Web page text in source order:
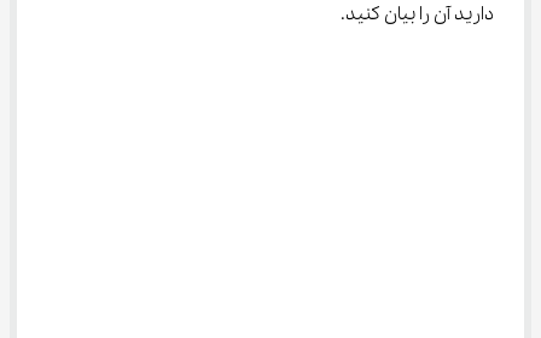
دارید آن را بیان کنید.